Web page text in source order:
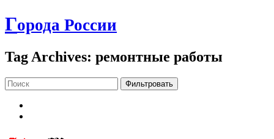
Города России
Tag Archives: ремонтные работы
Фильтровать